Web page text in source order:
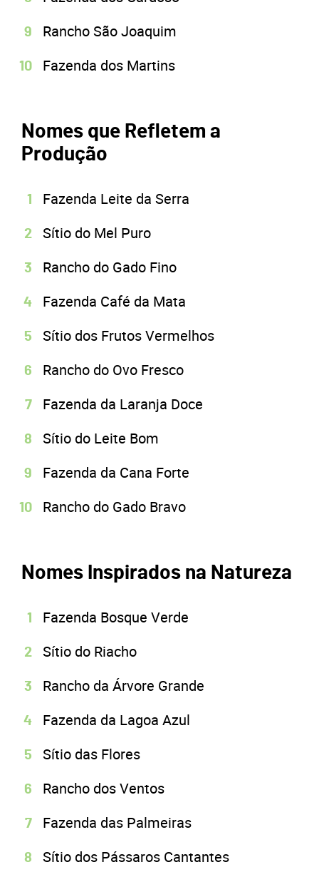
Rancho São Joaquim
Fazenda dos Martins
Nomes que Refletem a
Produção
Fazenda Leite da Serra
Sítio do Mel Puro
Rancho do Gado Fino
Fazenda Café da Mata
Sítio dos Frutos Vermelhos
Rancho do Ovo Fresco
Fazenda da Laranja Doce
Sítio do Leite Bom
Fazenda da Cana Forte
Rancho do Gado Bravo
Nomes Inspirados na Natureza
Fazenda Bosque Verde
Sítio do Riacho
Rancho da Árvore Grande
Fazenda da Lagoa Azul
Sítio das Flores
Rancho dos Ventos
Fazenda das Palmeiras
Sítio dos Pássaros Cantantes